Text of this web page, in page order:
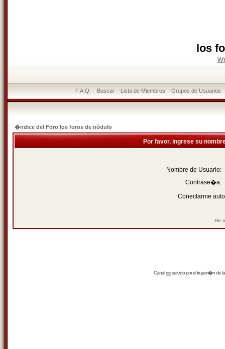
los
F.A.Q. Buscar Lista de Miembros Grupos de Usuarios
�ndice del Foro los foros de nódulo
Por favor, ingrese su
Nombre de Usuario:
Contrase�a:
Conectarme
He
Canalrssservido por eltrujam�nde